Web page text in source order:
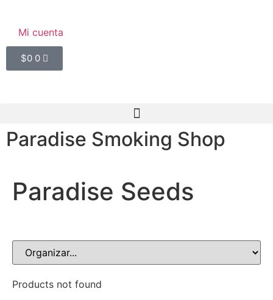
Mi cuenta
$0 0
Paradise Smoking Shop
Paradise Seeds
Products not found